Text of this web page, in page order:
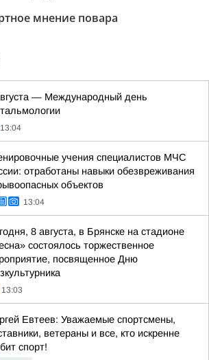
мнение повара
— Международный день
13:04
учения специалистов МЧС
отработаны навыки обезвреживания
объектов
13:04
8 августа, в Брянске на стадионе
состоялось торжественное
посвященное Дню
13:03
Евтеев: Уважаемые спортсмены,
ветераны и все, кто искренне
спорт!